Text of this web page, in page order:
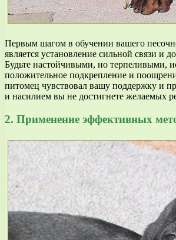
Первым шагом в обучении вашего
является установление сильной связи и
Будьте настойчивыми, но терпеливыми,
положительное подкрепление и
питомец чувствовал вашу поддержку и
и насилием вы не достигнете желаемых
2. Применение эффективных